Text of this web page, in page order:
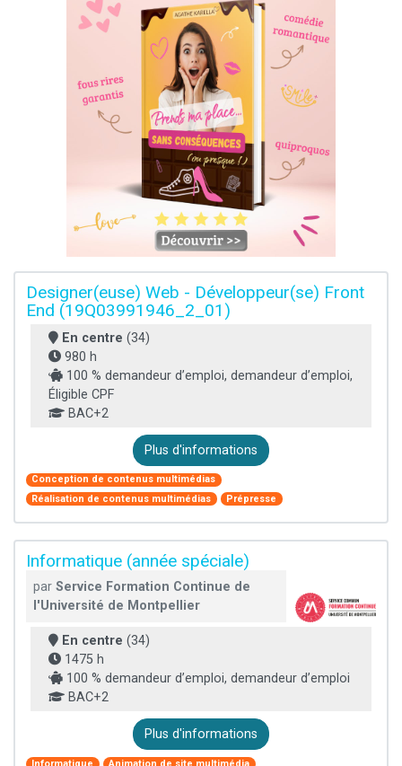
Designer(euse) Web - Développeur(se) Front
End (19Q03991946_2_01)
En centre (34)
980 h
100 % demandeur d’emploi, demandeur d’emploi,
Éligible CPF
BAC+2
Plus d'informations
Conception de contenus multimédias
Réalisation de contenus multimédias
Prépresse
Informatique (année spéciale)
par Service Formation Continue de
l'Université de Montpellier
En centre (34)
1475 h
100 % demandeur d’emploi, demandeur d’emploi
BAC+2
Plus d'informations